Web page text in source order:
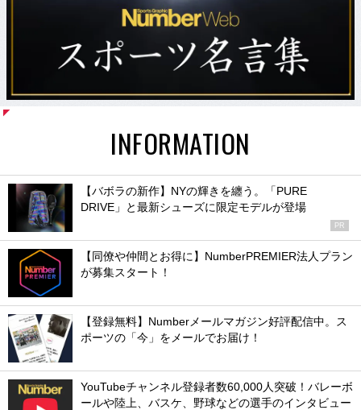
INFORMATION
【バボラの新作】NYの輝きを纏う。「PURE
DRIVE」と最新シューズに限定モデルが登場
PR
【同僚や仲間とお得に】NumberPREMIER法人プラン
が募集スタート！
【登録無料】Numberメールマガジン好評配信中。ス
ポーツの「今」をメールでお届け！
YouTubeチャンネル登録者数60,000人突破！バレーボ
ールや陸上、バスケ、野球などの選手のインタビュー